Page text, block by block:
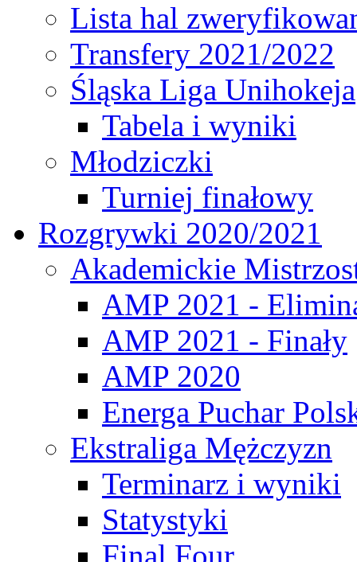
Lista hal
Transfery 2021/2022
Śląska Liga Unihokeja
Tabela i wyniki
Młodziczki
Turniej finałowy
Rozgrywki 2020/2021
Akademickie
AMP 2021 -
AMP 2021 - Finały
AMP 2020
Energa Puchar
Ekstraliga Mężczyzn
Terminarz i wyniki
Statystyki
Final Four